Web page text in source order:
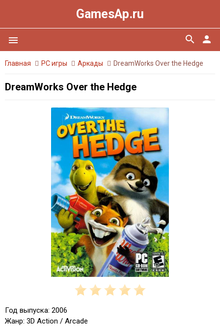
GamesAp.ru
menu person
search
Главная PC игры Аркады DreamWorks Over the Hedge
DreamWorks Over the Hedge
Год выпуска: 2006
Жанр: 3D Action / Arcade